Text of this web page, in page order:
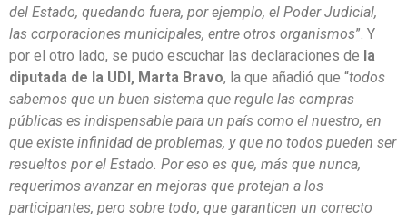
del Estado, quedando fuera, por ejemplo, el Poder Judicial,
las corporaciones municipales, entre otros organismos”. Y
por el otro lado, se pudo escuchar las declaraciones de la
diputada de la UDI, Marta Bravo, la que añadió que “todos
sabemos que un buen sistema que regule las compras
públicas es indispensable para un país como el nuestro, en
que existe infinidad de problemas, y que no todos pueden ser
resueltos por el Estado. Por eso es que, más que nunca,
requerimos avanzar en mejoras que protejan a los
participantes, pero sobre todo, que garanticen un correcto